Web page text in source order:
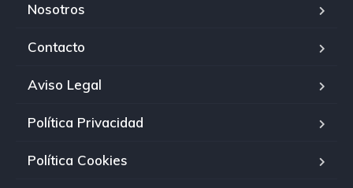
Nosotros
Contacto
Aviso Legal
Política Privacidad
Política Cookies